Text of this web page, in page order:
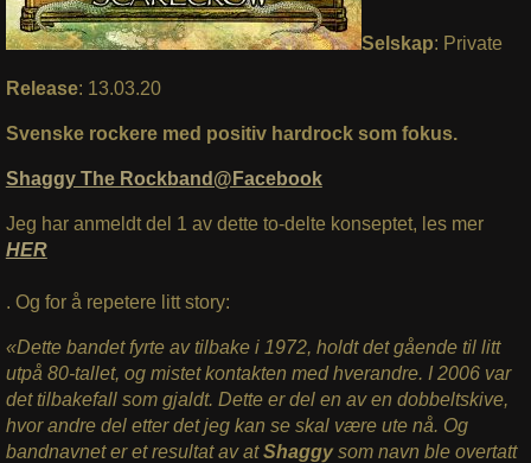
Selskap: Private
Release: 13.03.20
Svenske rockere med positiv hardrock som fokus.
Shaggy The Rockband@Facebook
Jeg har anmeldt del 1 av dette to-delte konseptet, les mer
HER
. Og for å repetere litt story:
«Dette bandet fyrte av tilbake i 1972, holdt det gående til litt
utpå 80-tallet, og mistet kontakten med hverandre. I 2006 var
det tilbakefall som gjaldt. Dette er del en av en dobbeltskive,
hvor andre del etter det jeg kan se skal være ute nå. Og
bandnavnet er et resultat av atShaggysom navn ble overtatt